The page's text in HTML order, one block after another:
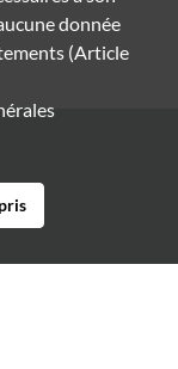
donnée
(Article